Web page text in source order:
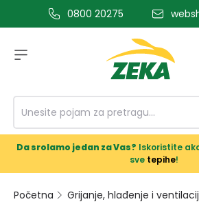
glavni sadržaj0800 20275
Da srolamo jedan za Vas? Iskoristite
sve tepihe!
Početna
Grijanje, hlađenje i